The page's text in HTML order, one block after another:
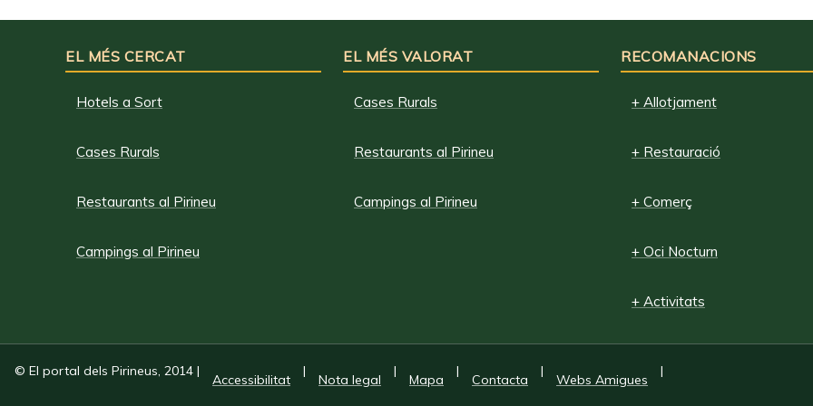
EL MÉS CERCAT
Hotels a Sort
Cases Rurals
Restaurants al Pirineu
Campings al Pirineu
EL MÉS VALORAT
Cases Rurals
Restaurants al Pirineu
Campings al Pirineu
RECOMANACIONS
+ Allotjament
+ Restauració
+ Comerç
+ Oci Nocturn
+ Activitats
© El portal dels Pirineus, 2014 |
Accessibilitat
|
Nota legal
|
Mapa
|
Contacta
|
Webs Amigues
|